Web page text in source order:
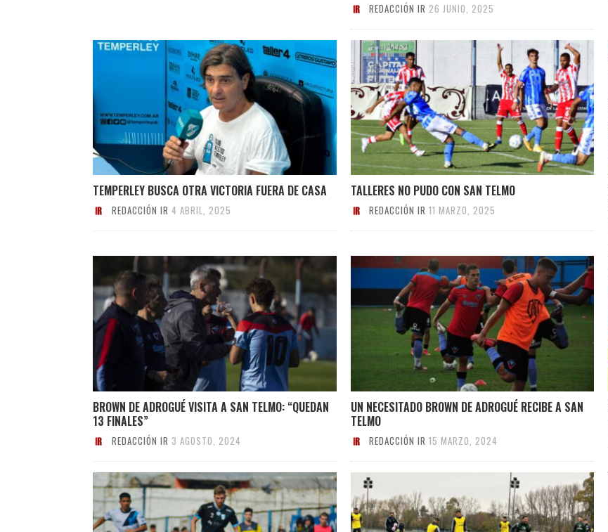
REDACCIÓN IR 26 JUNIO, 2025
TEMPERLEY BUSCA OTRA VICTORIA FUERA DE CASA
REDACCIÓN IR 4 ABRIL, 2025
TALLERES NO PUDO CON SAN TELMO
REDACCIÓN IR 11 MARZO, 2025
BROWN DE ADROGUÉ VISITA A SAN TELMO: “QUEDAN
13 FINALES”
REDACCIÓN IR 3 AGOSTO, 2024
UN NECESITADO BROWN DE ADROGUÉ RECIBE A SAN
TELMO
REDACCIÓN IR 15 MARZO, 2024